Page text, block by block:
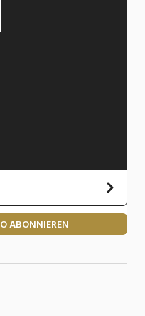
ist. Wir sind
von Baustoffen,
ABONNIEREN